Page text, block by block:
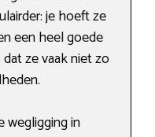
je hoeft ze
een heel goede
ze vaak niet zo
wegligging in